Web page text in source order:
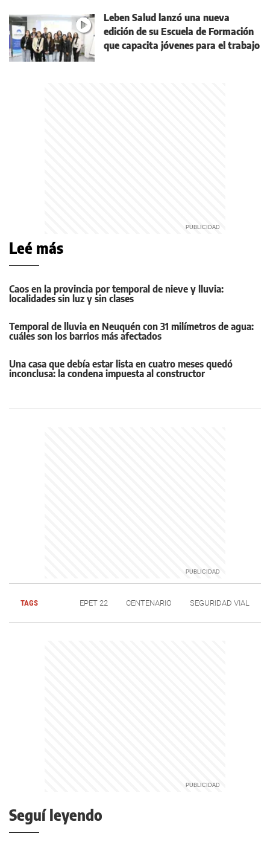
Leben Salud lanzó una nueva
edición de su Escuela de Formación
que capacita jóvenes para el trabajo
Leé más
Caos en la provincia por temporal de nieve y lluvia:
localidades sin luz y sin clases
Temporal de lluvia en Neuquén con 31 milímetros de agua:
cuáles son los barrios más afectados
Una casa que debía estar lista en cuatro meses quedó
inconclusa: la condena impuesta al constructor
TAGS EPET 22 CENTENARIO SEGURIDAD VIAL
Seguí leyendo